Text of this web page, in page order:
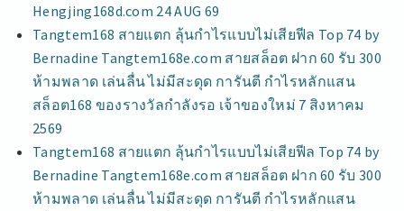
Hengjing168d.com 24 AUG 69
Tangtem168 สายแตก ลุ้นกำไรแบบไม่เสียฟีล Top 74 by
Bernadine Tangtem168e.com สายสล็อต ฝาก 60 รับ 300
ห้ามพลาด เล่นลื่น ไม่มีสะดุด การันตี กำไรหลักแสน
สล็อต168 ของรางวัลกำลังรอ เจ้าของใหม่ 7 สิงหาคม
2569
Tangtem168 สายแตก ลุ้นกำไรแบบไม่เสียฟีล Top 74 by
Bernadine Tangtem168e.com สายสล็อต ฝาก 60 รับ 300
ห้ามพลาด เล่นลื่น ไม่มีสะดุด การันตี กำไรหลักแสน